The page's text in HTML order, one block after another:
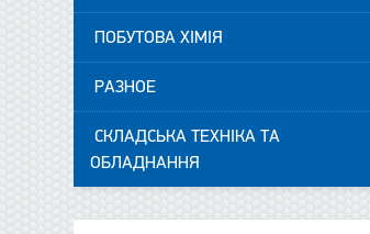
ПОБУТОВА ХІМІЯ
РАЗНОЕ
СКЛАДСЬКА ТЕХНІКА ТА
ОБЛАДНАННЯ